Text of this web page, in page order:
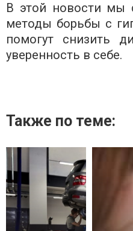
В этой новости мы
методы борьбы с
помогут снизить
уверенность в себе.
Также по теме: